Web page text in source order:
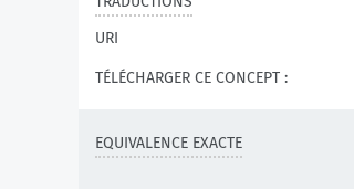
URI
TÉLÉCHARGER CE CONCEPT :
EQUIVALENCE EXACTE